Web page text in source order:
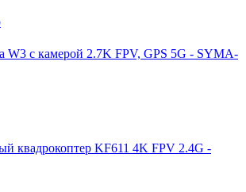
W3 с камерой 2.7K FPV, GPS 5G - SYMA-